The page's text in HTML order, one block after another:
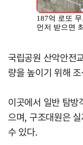
국립공원 산악안전
량을 높이기 위해
이곳에서 일반 탐방
으며, 구조대원은
수 있다.